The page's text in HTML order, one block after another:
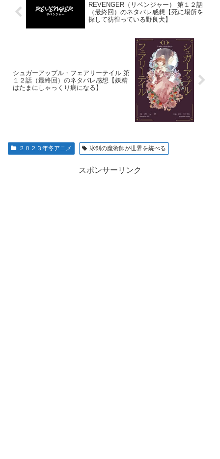
REVENGER（リベンジャー） 第１２話
（最終回）のネタバレ感想【死に場所を
探して彷徨っている野良犬】
シュガーアップル・フェアリーテイル 第
１２話（最終回）のネタバレ感想【妖精
はたまにしゃっくり病になる】
２０２３年冬アニメ 冰剣の魔術師が世界を統べる
スポンサーリンク